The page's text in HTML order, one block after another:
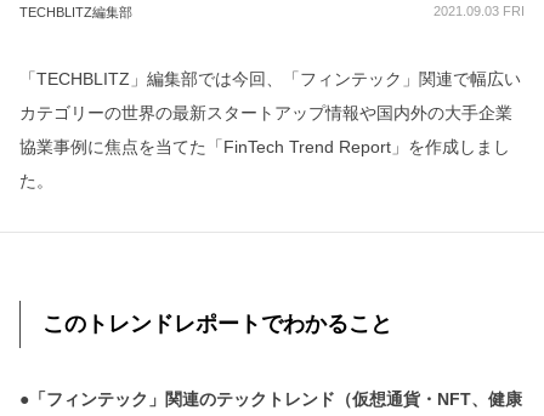
TECHBLITZ編集部 2021.09.03 FRI
「TECHBLITZ」編集部では今回、「フィンテック」関連で幅広い
カテゴリーの世界の最新スタートアップ情報や国内外の大手企業
協業事例に焦点を当てた「FinTech Trend Report」を作成しまし
た。
このトレンドレポートでわかること
●「フィンテック」関連のテックトレンド（仮想通貨・NFT、健康